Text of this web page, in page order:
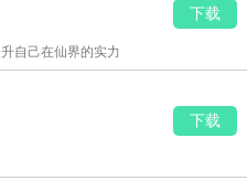
自己在仙界的实力
下载
下载